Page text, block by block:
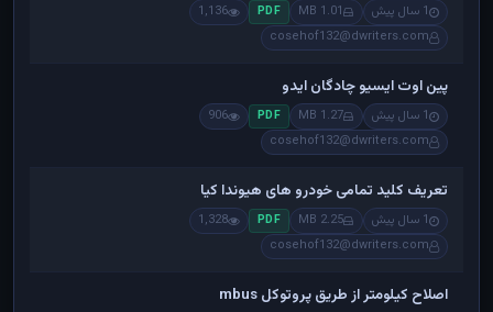
1 سال پیش 1.01 MB
PDF
1,136
cosehof132@dwriters.com
پین اوت ایسیو چادگان ایدو
1 سال پیش 1.27 MB
PDF
906
cosehof132@dwriters.com
تعریف کلید تمامی خودرو های هیوندا کیا
1 سال پیش 2.25 MB
PDF
1,328
cosehof132@dwriters.com
اصلاح کیلومتر از طریق پروتوکل mbus